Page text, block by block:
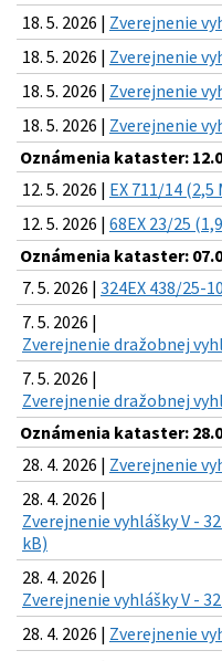
18. 5. 2026 | Zverejnenie
18. 5. 2026 | Zverejnenie
18. 5. 2026 | Zverejnenie
18. 5. 2026 | Zverejnenie
Oznámenia kataster:
12. 5. 2026 | EX 711/14 (2,5
12. 5. 2026 | 68EX 23/25
Oznámenia kataster:
7. 5. 2026 | 324EX 438/25-
7. 5. 2026 |
Zverejnenie dražobnej
7. 5. 2026 |
Zverejnenie dražobnej
Oznámenia kataster:
28. 4. 2026 | Zverejnenie
28. 4. 2026 |
Zverejnenie vyhlášky V -
kB)
28. 4. 2026 |
Zverejnenie vyhlášky V -
28. 4. 2026 | Zverejnenie